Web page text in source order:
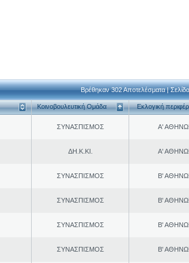
Βρέθηκαν 302 Αποτελέσματα |
Κοινοβουλευτική Ομάδα Εκλογική
ΣΥΝΑΣΠΙΣΜΟΣ Α'
ΔΗ.Κ.ΚΙ. Α'
ΣΥΝΑΣΠΙΣΜΟΣ Β'
ΣΥΝΑΣΠΙΣΜΟΣ Β'
ΣΥΝΑΣΠΙΣΜΟΣ Β'
ΣΥΝΑΣΠΙΣΜΟΣ Β'